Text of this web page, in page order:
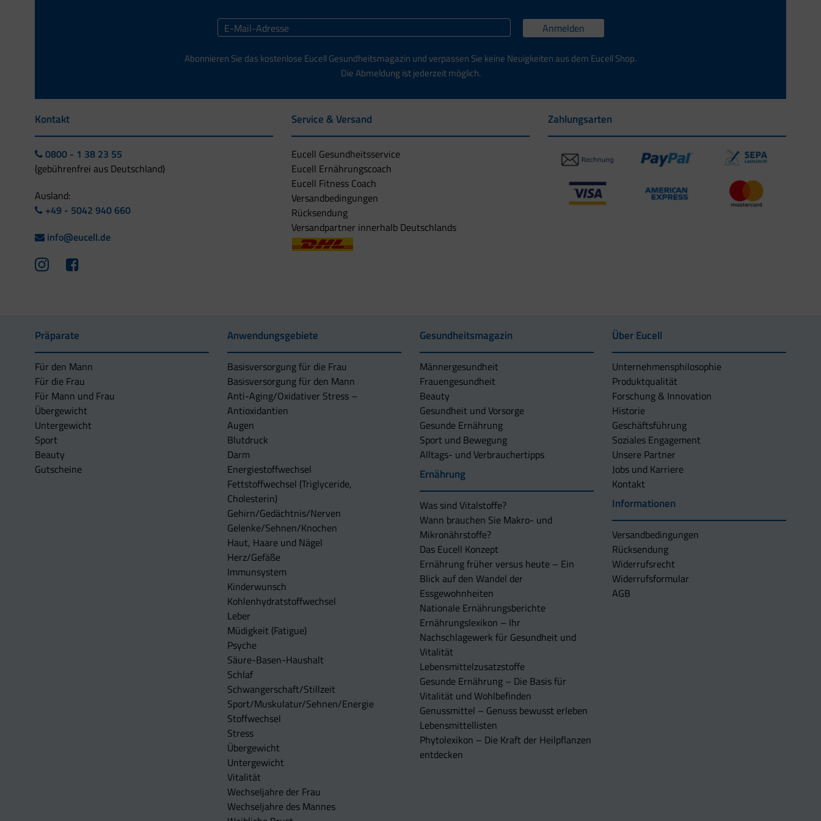
Anmelden
Abonnieren Sie das kostenlose Eucell Gesundheitsmagazin und verpassen Sie keine Neuigkeiten aus dem Eucell Shop.
Die Abmeldung ist jederzeit möglich.
Kontakt
0800 - 1 38 23 55
(gebührenfrei aus Deutschland)
Ausland:
+49 - 5042 940 660
info@eucell.de
Service & Versand
Eucell Gesundheitsservice
Eucell Ernährungscoach
Eucell Fitness Coach
Versandbedingungen
Rücksendung
Versandpartner innerhalb Deutschlands
Zahlungsarten
Präparate
Für den Mann
Für die Frau
Für Mann und Frau
Übergewicht
Untergewicht
Sport
Beauty
Gutscheine
Anwendungsgebiete
Basisversorgung für die Frau
Basisversorgung für den Mann
Anti-Aging/Oxidativer Stress –
Antioxidantien
Augen
Blutdruck
Darm
Energiestoffwechsel
Fettstoffwechsel (Triglyceride,
Cholesterin)
Gehirn/Gedächtnis/Nerven
Gelenke/Sehnen/Knochen
Haut, Haare und Nägel
Herz/Gefäße
Immunsystem
Kinderwunsch
Kohlenhydratstoffwechsel
Leber
Müdigkeit (Fatigue)
Psyche
Säure-Basen-Haushalt
Schlaf
Schwangerschaft/Stillzeit
Sport/Muskulatur/Sehnen/Energie
Stoffwechsel
Stress
Übergewicht
Untergewicht
Vitalität
Wechseljahre der Frau
Wechseljahre des Mannes
Gesundheitsmagazin
Männergesundheit
Frauengesundheit
Beauty
Gesundheit und Vorsorge
Gesunde Ernährung
Sport und Bewegung
Alltags- und Verbrauchertipps
Ernährung
Was sind Vitalstoffe?
Wann brauchen Sie Makro- und
Mikronährstoffe?
Das Eucell Konzept
Ernährung früher versus heute – Ein
Blick auf den Wandel der
Essgewohnheiten
Nationale Ernährungsberichte
Ernährungslexikon – Ihr
Nachschlagewerk für Gesundheit und
Vitalität
Lebensmittelzusatzstoffe
Gesunde Ernährung – Die Basis für
Vitalität und Wohlbefinden
Genussmittel – Genuss bewusst erleben
Lebensmittellisten
Phytolexikon – Die Kraft der Heilpflanzen
entdecken
Über Eucell
Unternehmens­philosophie
Produktqualität
Forschung & Innovation
Historie
Geschäftsführung
Soziales Engagement
Unsere Partner
Jobs und Karriere
Kontakt
Informationen
Versandbedingungen
Rücksendung
Widerrufsrecht
Widerrufsformular
AGB